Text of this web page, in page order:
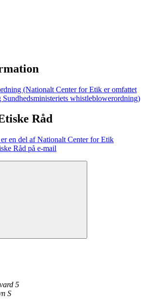
(Nationalt Center for Etik er omfattet
Sundhedsministeriets whistleblowerordning)
Råd
en del af Nationalt Center for Etik
Råd på e-mail
5
S